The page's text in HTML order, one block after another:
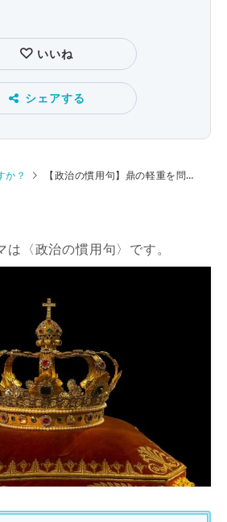
いいね
シェアする
か？ 【政治の慣用句】鼎の軽重を問う、乃公いでずんば、逐鹿、政治を私する、鼓腹撃壌
〈政治の慣用句〉です。